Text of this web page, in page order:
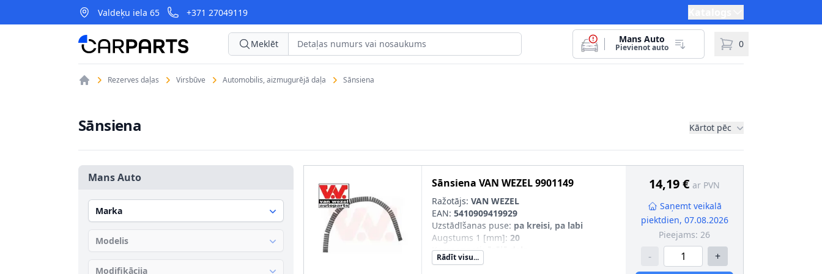
Valdeķu iela 65 +371 27049119
CarParts Meklēt Mans Auto
Pievienot auto 0
Rezerves daļas Virsbūve Automobilis, aizmugurējā daļa Sānsiena
Sānsiena Kārtot pēc
Mans Auto
Marka
Modelis
Modifikācija
Sānsiena VAN WEZEL9901149
Ražotājs: VAN WEZEL
EAN: 5410909419929
Uzstādīšanas puse: pa kreisi, pa labi
Augstums 1 [mm]: 20
Komponenti:
Apstrāde:īslaicīgi
Rādīt visu...
14,19 € ar PVN
Saņemt veikalā
piektdien, 07.08.2026
Pieejams: 26
- +